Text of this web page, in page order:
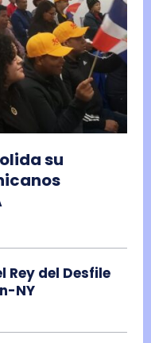
su
Rey del Desfile
NY